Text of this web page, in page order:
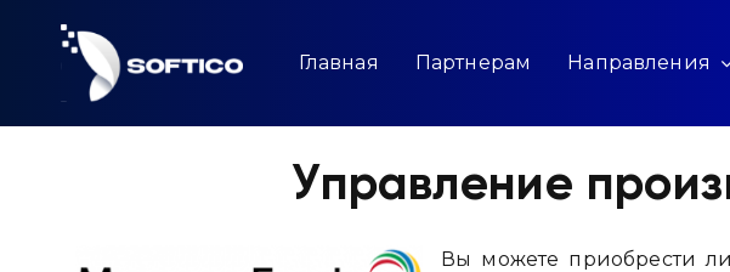
content
Главная Партнерам Направления
Управление
Вы можете приобрести